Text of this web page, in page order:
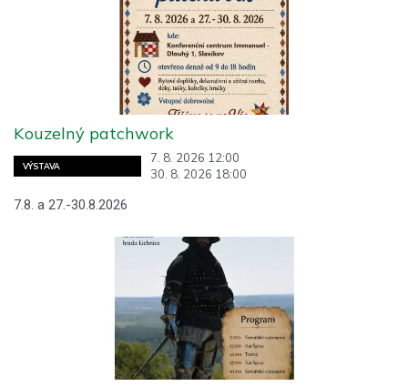
VÝSTAVA
7. 8. 2026 12:00
30. 8. 2026 18:00
Kouzelný patchwork
7.8. a 27.-30.8.2026